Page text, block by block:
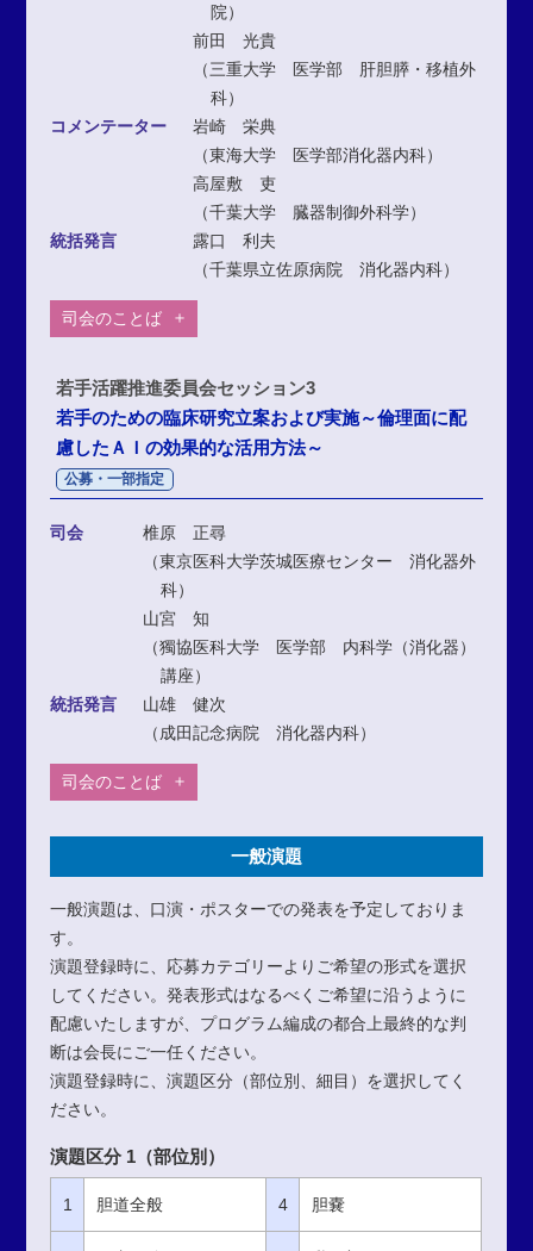
院）
前田 光貴
（三重大学 医学部 肝胆膵・移植外
科）
コメンテーター
岩崎 栄典
（東海大学 医学部消化器内科）
高屋敷 吏
（千葉大学 臓器制御外科学）
統括発言
露口 利夫
（千葉県立佐原病院 消化器内科）
司会のことば
若手活躍推進委員会セッション3
若手のための臨床研究立案および実施～倫理面に配
慮したＡＩの効果的な活用方法～
公募・一部指定
司会
椎原 正尋
（東京医科大学茨城医療センター 消化器外
科）
山宮 知
（獨協医科大学 医学部 内科学（消化器）
講座）
統括発言
山雄 健次
（成田記念病院 消化器内科）
司会のことば
一般演題
一般演題は、口演・ポスターでの発表を予定しておりま
す。
演題登録時に、応募カテゴリーよりご希望の形式を選択
してください。発表形式はなるべくご希望に沿うように
配慮いたしますが、プログラム編成の都合上最終的な判
断は会長にご一任ください。
演題登録時に、演題区分（部位別、細目）を選択してく
ださい。
演題区分 1（部位別）
1 胆道全般 4 胆嚢